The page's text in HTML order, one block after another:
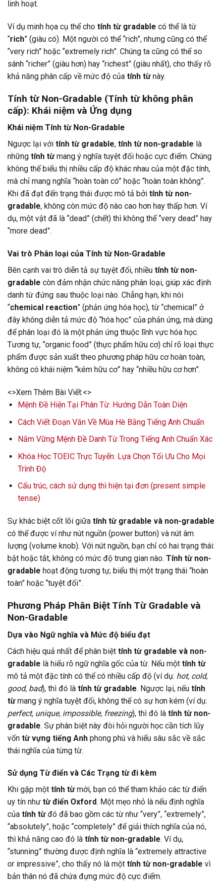
linh hoạt.
Ví dụ minh họa cụ thể cho tính từ gradable có thể là từ
“rich” (giàu có). Một người có thể “rich”, nhưng cũng có thể
“very rich” hoặc “extremely rich”. Chúng ta cũng có thể so
sánh “richer” (giàu hơn) hay “richest” (giàu nhất), cho thấy rõ
khả năng phân cấp về mức độ của tính từnày.
Tính từ Non-Gradable (Tính từ không phân
cấp): Khái niệm và Ứng dụng
Khái niệm Tính từ Non-Gradable
Ngược lại với tính từ gradable, tính từ non-gradable là
những tính từmang ý nghĩa tuyệt đối hoặc cực điểm. Chúng
không thể biểu thị nhiều cấp độ khác nhau của một đặc tính,
mà chỉ mang nghĩa “hoàn toàn có” hoặc “hoàn toàn không”.
Khi đã đạt đến trạng thái được mô tả bởi tính từ non-
gradable, không còn mức độ nào cao hơn hay thấp hơn. Ví
dụ, một vật đã là “dead” (chết) thì không thể “very dead” hay
“more dead”.
Vai trò Phân loại của Tính từ Non-Gradable
Bên cạnh vai trò diễn tả sự tuyệt đối, nhiều tính từ non-
gradable còn đảm nhận chức năng phân loại, giúp xác định
danh từ đứng sau thuộc loại nào. Chẳng hạn, khi nói
“chemical reaction” (phản ứng hóa học), từ “chemical” ở
đây không diễn tả mức độ “hóa học” của phản ứng, mà dùng
để phân loại đó là một phản ứng thuộc lĩnh vực hóa học.
Tương tự, “organic food” (thực phẩm hữu cơ) chỉ rõ loại thực
phẩm được sản xuất theo phương pháp hữu cơ hoàn toàn,
không có khái niệm “kém hữu cơ” hay “nhiều hữu cơ hơn”.
<>Xem Thêm Bài Viết:<>
Mệnh Đề Hiện Tại Phân Từ: Hướng Dẫn Toàn Diện
Cách Viết Đoạn Văn Về Mùa Hè Bằng Tiếng Anh Chuẩn
Nắm Vững Mệnh Đề Danh Từ Trong Tiếng Anh Chuẩn Xác
Khóa Học TOEIC Trực Tuyến: Lựa Chọn Tối Ưu Cho Mọi
Trình Độ
Cấu trúc, cách sử dụng thì hiện tại đơn (present simple
tense)
Sự khác biệt cốt lõi giữa tính từ gradable và non-gradable
có thể được ví như nút nguồn (power button) và nút âm
lượng (volume knob). Với nút nguồn, bạn chỉ có hai trạng thái:
bật hoặc tắt, không có mức độ trung gian nào. Tính từ non-
gradable hoạt động tương tự, biểu thị một trạng thái “hoàn
toàn” hoặc “tuyệt đối”.
Phương Pháp Phân Biệt Tính Từ Gradable và
Non-Gradable
Dựa vào Ngữ nghĩa và Mức độ biểu đạt
Cách hiệu quả nhất để phân biệt tính từ gradable và non-
gradable là hiểu rõ ngữ nghĩa gốc của từ. Nếu một tính từ
mô tả một đặc tính có thể có nhiều cấp độ (ví dụ: hot, cold,
good, bad), thì đó là tính từ gradable. Ngược lại, nếu tính
từmang ý nghĩa tuyệt đối, không thể có sự hơn kém (ví dụ:
perfect, unique, impossible, freezing), thì đó là tính từ non-
gradable. Sự phân biệt này đòi hỏi người học cần tích lũy
vốn từ vựng tiếng Anh phong phú và hiểu sâu sắc về sắc
thái nghĩa của từng từ.
Sử dụng Từ điển và Các Trạng từ đi kèm
Khi gặp một tính từmới, bạn có thể tham khảo các từ điển
uy tín như từ điển Oxford. Một mẹo nhỏ là nếu định nghĩa
của tính từđó đã bao gồm các từ như “very”, “extremely”,
“absolutely”, hoặc “completely” để giải thích nghĩa của nó,
thì khả năng cao đó là tính từ non-gradable. Ví dụ,
“stunning” thường được định nghĩa là “extremely attractive
or impressive”, cho thấy nó là một tính từ non-gradable vì
bản thân nó đã chứa đựng mức độ cực điểm.